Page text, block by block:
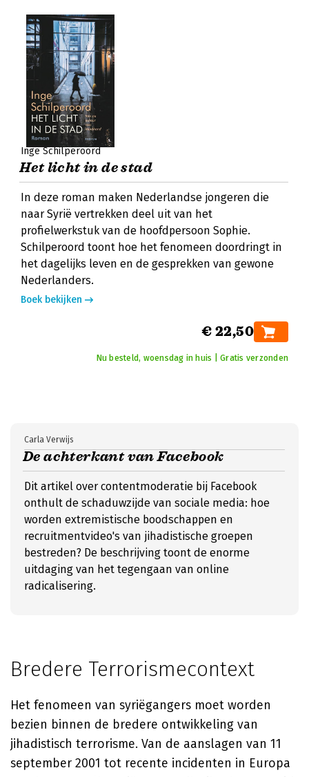
Inge Schilperoord
Het licht in de stad
In deze roman maken Nederlandse jongeren die
naar Syrië vertrekken deel uit van het
profielwerkstuk van de hoofdpersoon Sophie.
Schilperoord toont hoe het fenomeen doordringt in
het dagelijks leven en de gesprekken van gewone
Nederlanders.
Boek bekijken
€ 22,50
Nu besteld, woensdag in huis | Gratis verzonden
De achterkant van Facebook
Carla Verwijs
Dit artikel over contentmoderatie bij Facebook
onthult de schaduwzijde van sociale media: hoe
worden extremistische boodschappen en
recruitmentvideo's van jihadistische groepen
bestreden? De beschrijving toont de enorme
uitdaging van het tegengaan van online
radicalisering.
Bredere Terrorismecontext
Het fenomeen van syriëgangers moet worden
bezien binnen de bredere ontwikkeling van
jihadistisch terrorisme. Van de aanslagen van 11
september 2001 tot recente incidenten in Europa